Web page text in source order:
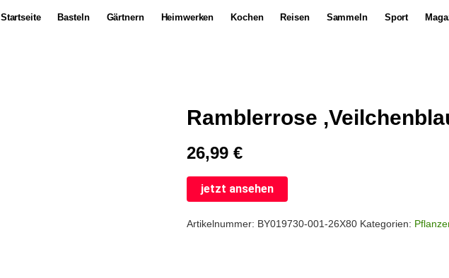
Startseite Basteln Gärtnern Heimwerken Kochen Reisen Sammeln Sport
Ramblerrose
26,99€
jetzt ansehen
Artikelnummer: BY019730-001-26X80 Kategorien: